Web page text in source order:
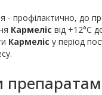
- профілактично, до
Кармеліс від +12°С
Кармеліс у період